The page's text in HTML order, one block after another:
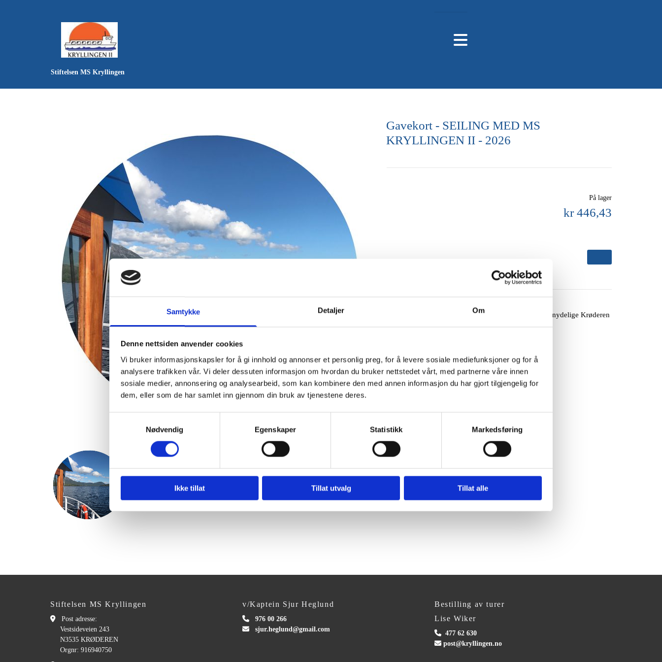
Samtykke Detaljer Om
Denne nettsiden anvender cookies
Vi bruker informasjonskapsler for å gi innhold og annonser et personlig preg, for å levere sosiale mediefunksjoner og for å
analysere trafikken vår. Vi deler dessuten informasjon om hvordan du bruker nettstedet vårt, med partnerne våre innen
sosiale medier, annonsering og analysearbeid, som kan kombinere den med annen informasjon du har gjort tilgjengelig for
dem, eller som de har samlet inn gjennom din bruk av tjenestene deres.
Nødvendig
Egenskaper Statistikk Markedsføring
Ikke tillat Tillat utvalg Tillat alle
Stiftelsen MS Kryllingen
Gavekort - SEILING MED MS
KRYLLINGEN II - 2026
På lager
kr 446,43
Avslappende, trivelig båttur med MS Kryllingen II på nydelige Krøderen
Stiftelsen MS Kryllingen
 Post adresse:
Vestsideveien 243
N3535 KRØDEREN
Orgnr: 916940750
v/Kaptein Sjur Heglund
 976 00 266
 sjur.heglund@gmail.com
Bestilling av turer
Lise Wiker
 477 62 630
 post@kryllingen.no